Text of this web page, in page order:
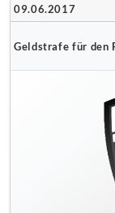
09.06.2017
Geldstrafe für den